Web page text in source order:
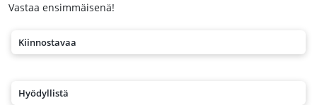
Vastaa ensimmäisenä!
Kiinnostavaa
Hyödyllistä